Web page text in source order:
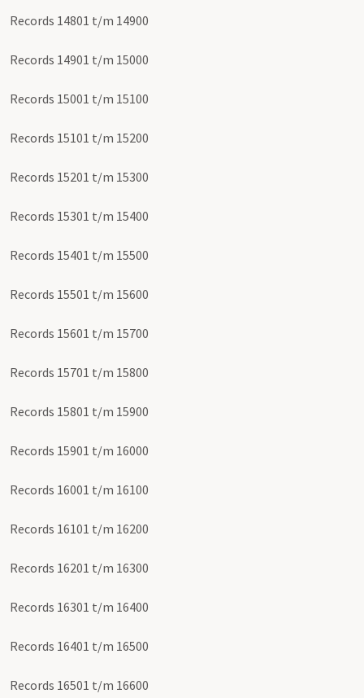
Records 14801 t/m 14900
Records 14901 t/m 15000
Records 15001 t/m 15100
Records 15101 t/m 15200
Records 15201 t/m 15300
Records 15301 t/m 15400
Records 15401 t/m 15500
Records 15501 t/m 15600
Records 15601 t/m 15700
Records 15701 t/m 15800
Records 15801 t/m 15900
Records 15901 t/m 16000
Records 16001 t/m 16100
Records 16101 t/m 16200
Records 16201 t/m 16300
Records 16301 t/m 16400
Records 16401 t/m 16500
Records 16501 t/m 16600